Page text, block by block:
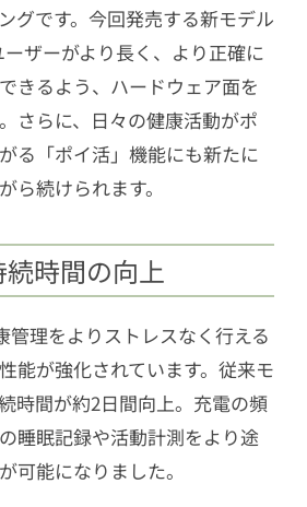
グです。今回発売する新モデル
ーザーがより長く、より正確に
きるよう、ハードウェア面を
さらに、日々の健康活動がポ
る「ポイ活」機能にも新たに
ら続けられます。
時間の向上
管理をよりストレスなく行える
能が強化されています。従来モ
時間が約2日間向上。充電の頻
睡眠記録や活動計測をより途
可能になりました。